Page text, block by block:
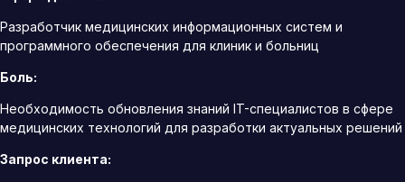
Разработчик медицинских информационных систем и
программного обеспечения для клиник и больниц
Боль:
Необходимость обновления знаний IT-специалистов в сфере
медицинских технологий для разработки актуальных решений
Запрос клиента: